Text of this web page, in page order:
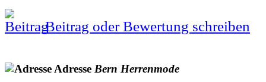
Beitrag oder Bewertung schreiben
Adresse Bern Herrenmode